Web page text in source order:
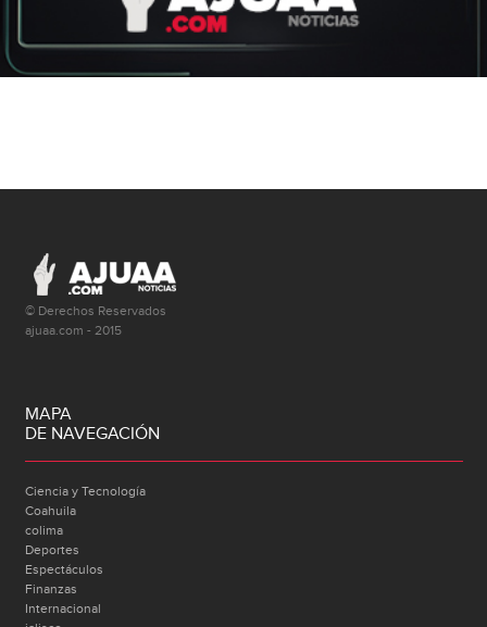
© Derechos Reservados
ajuaa.com - 2015
MAPA
DE NAVEGACIÓN
Ciencia y Tecnología
Coahuila
colima
Deportes
Espectáculos
Finanzas
Internacional